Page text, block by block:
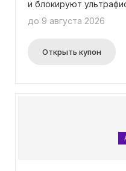
уже сделавших выбор
Покупайте
нами. Вас ждет
и блокируют
вводить промокод.
до 9 августа 2026
Открыть купон